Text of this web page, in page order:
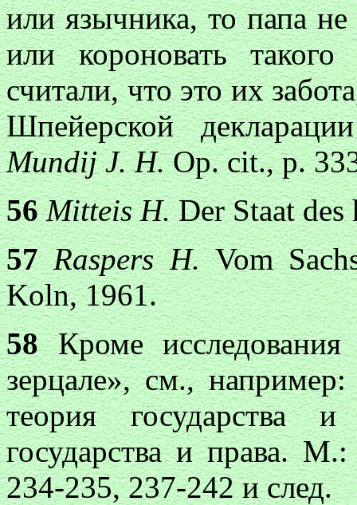
или язычника, то папа
или короновать
считали, что это их
Шпейерской
Mundij J. H.Op. cit., р.
56 Mitteis H.Der Staat
57 Raspers H.Vom
Koln, 1961.
58Кроме
зерцале», см.,
теория государства
государства и права.
234-235, 237-242 и след.